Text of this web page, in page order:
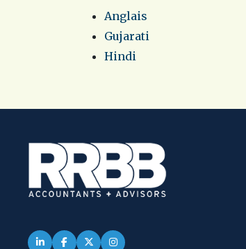
Anglais
Gujarati
Hindi